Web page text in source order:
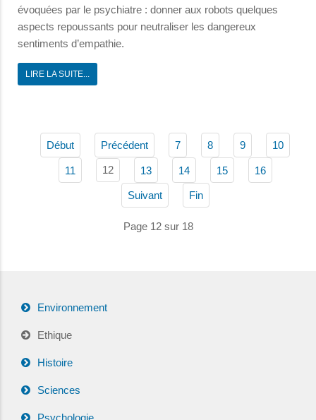
évoquées par le psychiatre : donner aux robots quelques
aspects repoussants pour neutraliser les dangereux
sentiments d’empathie.
LIRE LA SUITE...
Début Précédent 7 8 9 10
11 12 13 14 15 16
Suivant Fin
Page 12 sur 18
Environnement
Ethique
Histoire
Sciences
Psychologie